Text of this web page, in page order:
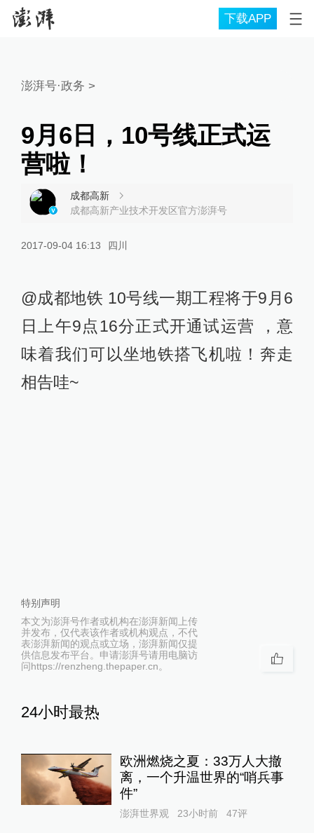
下载APP
澎湃号·政务 >
9月6日，10号线正式运
营啦！
成都高新
成都高新产业技术开发区官方澎湃号
2017-09-04 16:13 四川
@成都地铁 10号线一期工程将于9月6
日上午9点16分正式开通试运营 ，意
味着我们可以坐地铁搭飞机啦！奔走
相告哇~
特别声明
本文为澎湃号作者或机构在澎湃新闻上传
并发布，仅代表该作者或机构观点，不代
表澎湃新闻的观点或立场，澎湃新闻仅提
供信息发布平台。申请澎湃号请用电脑访
问https://renzheng.thepaper.cn。
24小时最热
欧洲燃烧之夏：33万人大撤
离，一个升温世界的“哨兵事
件”
澎湃世界观 23小时前 47评